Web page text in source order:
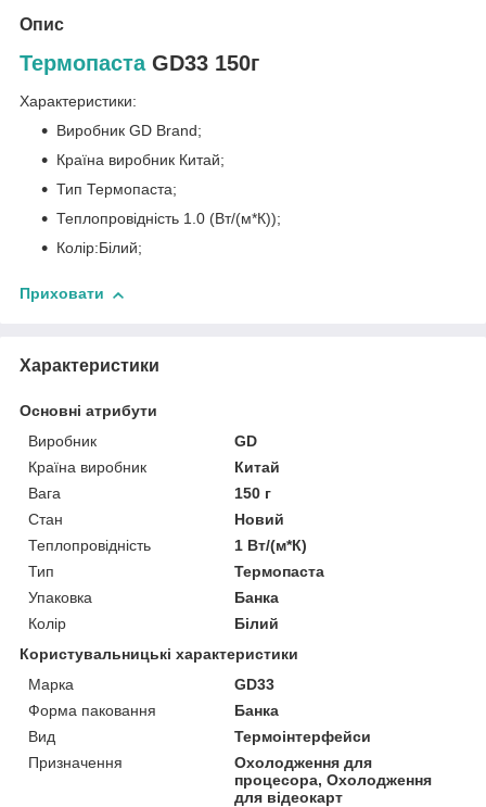
Опис
Термопаста GD33 150г
Характеристики:
Виробник GD Brand;
Країна виробник Китай;
Тип Термопаста;
Теплопровідність 1.0 (Вт/(м*К));
Колір:Білий;
Приховати
Характеристики
Основні атрибути
Виробник
GD
Країна виробник
Китай
Вага
150 г
Стан
Новий
Теплопровідність
1 Вт/(м*К)
Тип
Термопаста
Упаковка
Банка
Колір
Білий
Користувальницькі характеристики
Марка
GD33
Форма паковання
Банка
Вид
Термоінтерфейси
Призначення
Охолодження для
процесора, Охолодження
для відеокарт